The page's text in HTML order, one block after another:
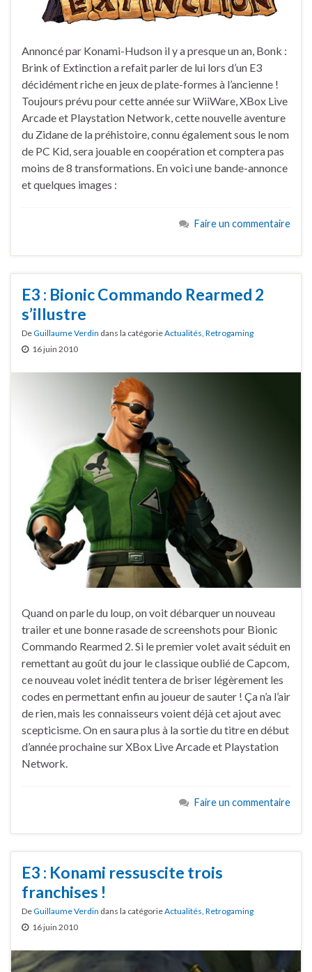
Annoncé par Konami-Hudson il y a presque un an, Bonk :
Brink of Extinction a refait parler de lui lors d’un E3
décidément riche en jeux de plate-formes à l’ancienne !
Toujours prévu pour cette année sur WiiWare, XBox Live
Arcade et Playstation Network, cette nouvelle aventure
du Zidane de la préhistoire, connu également sous le nom
de PC Kid, sera jouable en coopération et comptera pas
moins de 8 transformations. En voici une bande-annonce
et quelques images :
Faire un commentaire
E3 : Bionic Commando Rearmed 2
s’illustre
DeGuillaume Verdin dans la catégorieActualités Retrogaming
16 juin 2010
Quand on parle du loup, on voit débarquer un nouveau
trailer et une bonne rasade de screenshots pour Bionic
Commando Rearmed 2. Si le premier volet avait séduit en
remettant au goût du jour le classique oublié de Capcom,
ce nouveau volet inédit tentera de briser légèrement les
codes en permettant enfin au joueur de sauter ! Ça n’a l’air
de rien, mais les connaisseurs voient déjà cet ajout avec
scepticisme. On en saura plus à la sortie du titre en début
d’année prochaine sur XBox Live Arcade et Playstation
Network.
Faire un commentaire
E3 : Konami ressuscite trois
franchises !
DeGuillaume Verdin dans la catégorieActualités, Retrogaming
16 juin 2010